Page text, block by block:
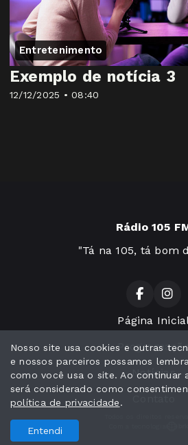
Entretenimento
12/12/2025 • 08:40
Exemplo de notícia 3
Rádio 105
"Tá na 105, tá bom
Página
Notícias
Nosso site usa cookies e outras
e nossos parceiros possamos
como você usa o site. Ao continuar
será considerado como
política de privacidade.
Entendi